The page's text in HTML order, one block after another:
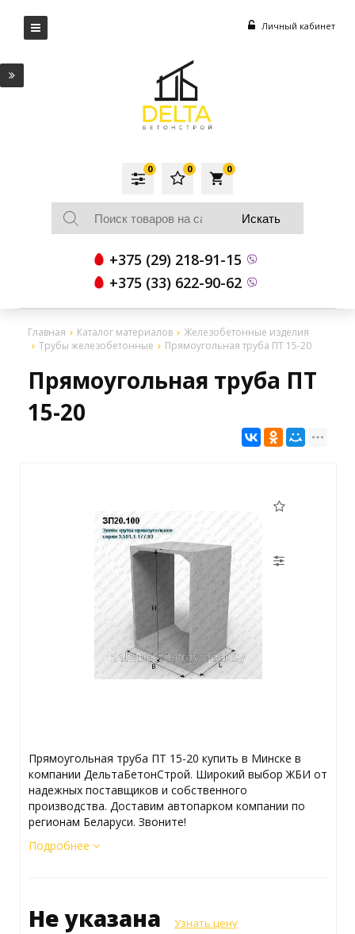
Личный кабинет
local_grocery_store
0
0
0
+375 (29) 218-91-15
+375 (33) 622-90-62
Главная Каталог материалов
Железобетонные изделия
Трубы железобетонные
Прямоугольная труба ПТ 15-20
Прямоугольная труба ПТ
15-20
Прямоугольная труба ПТ 15-20 купить в Минске в
компании ДельтаБетонСтрой. Широкий выбор ЖБИ от
надежных поставщиков и собственного
производства. Доставим автопарком компании по
регионам Беларуси. Звоните!
Подробнее
Не указана Узнать цену